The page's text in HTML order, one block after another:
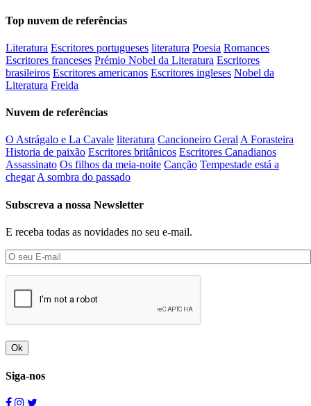
Top nuvem de referências
Literatura Escritores portugueses literatura Poesia Romances
Escritores franceses Prémio Nobel da Literatura Escritores
brasileiros Escritores americanos Escritores ingleses Nobel da
Literatura Freida
Nuvem de referências
O Astrágalo e La Cavale literatura Cancioneiro Geral A Forasteira
Historia de paixão Escritores britânicos Escritores Canadianos
Assassinato Os filhos da meia-noite Canção Tempestade está a
chegar A sombra do passado
Subscreva a nossa Newsletter
E receba todas as novidades no seu e-mail.
Ok
Siga-nos